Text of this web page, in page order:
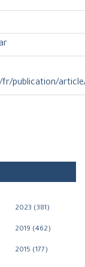
fr/publication/
2023 (381)
2019 (462)
2015 (177)